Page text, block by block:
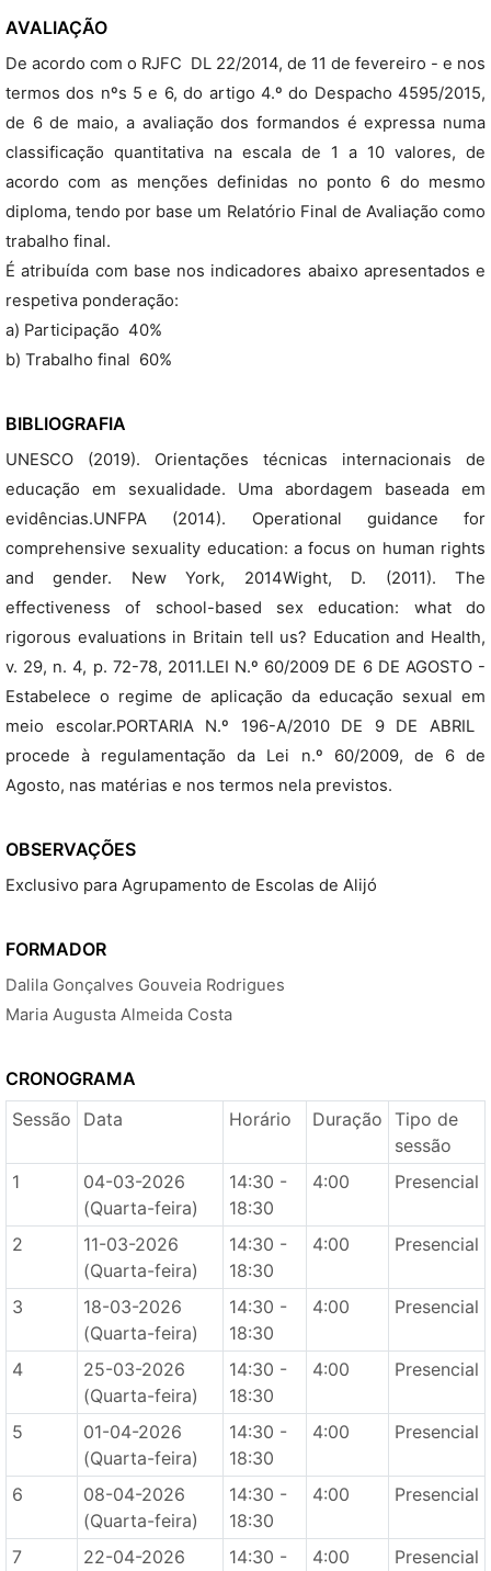
AVALIAÇÃO
De acordo com o RJFC  DL 22/2014, de 11 de fevereiro - e nos
termos dos nºs 5 e 6, do artigo 4.º do Despacho 4595/2015,
de 6 de maio, a avaliação dos formandos é expressa numa
classificação quantitativa na escala de 1 a 10 valores, de
acordo com as menções definidas no ponto 6 do mesmo
diploma, tendo por base um Relatório Final de Avaliação como
trabalho final.
É atribuída com base nos indicadores abaixo apresentados e
respetiva ponderação:
a) Participação  40%
b) Trabalho final  60%
BIBLIOGRAFIA
UNESCO (2019). Orientações técnicas internacionais de
educação em sexualidade. Uma abordagem baseada em
evidências.UNFPA (2014). Operational guidance for
comprehensive sexuality education: a focus on human rights
and gender. New York, 2014Wight, D. (2011). The
effectiveness of school-based sex education: what do
rigorous evaluations in Britain tell us? Education and Health,
v. 29, n. 4, p. 72-78, 2011.LEI N.º 60/2009 DE 6 DE AGOSTO -
Estabelece o regime de aplicação da educação sexual em
meio escolar.PORTARIA N.º 196-A/2010 DE 9 DE ABRIL 
procede à regulamentação da Lei n.º 60/2009, de 6 de
Agosto, nas matérias e nos termos nela previstos.
OBSERVAÇÕES
Exclusivo para Agrupamento de Escolas de Alijó
FORMADOR
Dalila Gonçalves Gouveia Rodrigues
Maria Augusta Almeida Costa
CRONOGRAMA
Sessão
Data Horário Duração Tipo de
sessão
1
04-03-2026
(Quarta-feira)
14:30 -
18:30
4:00 Presencial
2
11-03-2026
(Quarta-feira)
14:30 -
18:30
4:00 Presencial
3
18-03-2026
(Quarta-feira)
14:30 -
18:30
4:00 Presencial
4
25-03-2026
(Quarta-feira)
14:30 -
18:30
4:00 Presencial
5
01-04-2026
(Quarta-feira)
14:30 -
18:30
4:00 Presencial
6
08-04-2026
(Quarta-feira)
14:30 -
18:30
4:00 Presencial
7
22-04-2026
14:30 -
4:00 Presencial